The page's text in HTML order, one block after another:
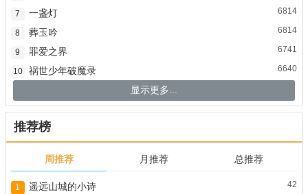
6814
7 一盏灯
6814
8 葬玉吟
6741
9 罪爱之界
6640
10
祸世少年破魔录
显示更多...
推荐榜
周推荐 月推荐 总推荐
42
1 遥远山城的小诗